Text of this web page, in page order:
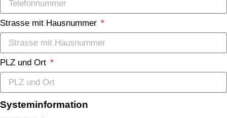
Strasse mit Hausnummer
PLZ und Ort
Systeminformation